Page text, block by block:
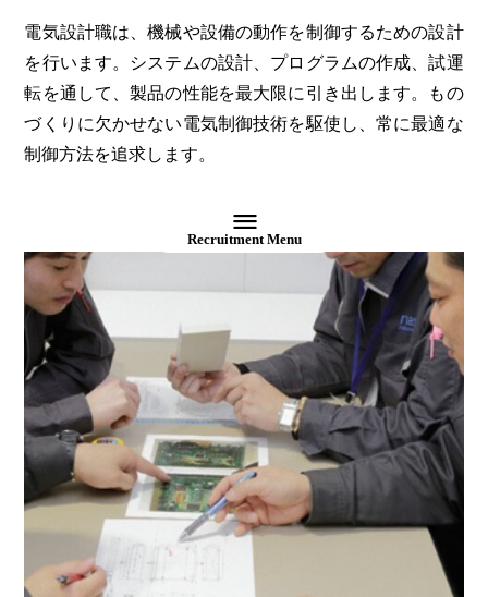
Recruitment Menu
電気設計職は、機械や設備の動作を制御するための設計
を行います。システムの設計、プログラムの作成、試運
転を通して、製品の性能を最大限に引き出します。もの
づくりに欠かせない電気制御技術を駆使し、常に最適な
制御方法を追求します。